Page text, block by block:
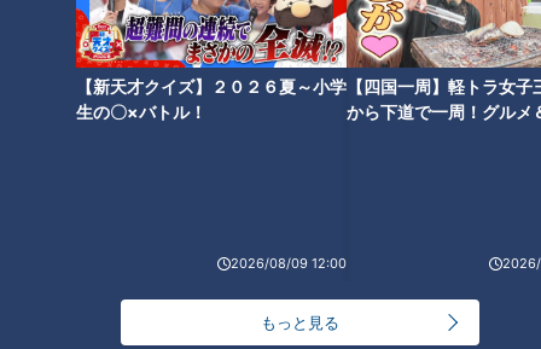
【新天才クイズ】２０２６夏～小学
生の〇×バトル！
2026/08/09 12:00
【四国一周】軽トラ女子
から下道で一周！グルメ
もっと見る
山中に眠る宮城最古の隧道！国
の発展のため県民の血税で造ら
“橋”や“川”のつく道は暗渠サイ
ン！？地図から読み取り鹿児島
明治時代の隧道が眠る廃道 当